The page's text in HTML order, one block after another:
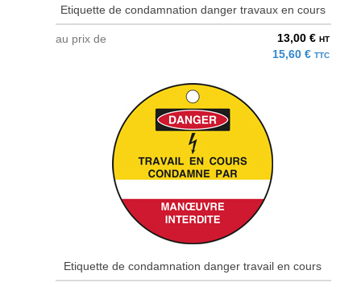
Etiquette de condamnation danger travaux en cours
au prix de 13,00 € HT
15,60 € TTC
Etiquette de condamnation danger travail en cours